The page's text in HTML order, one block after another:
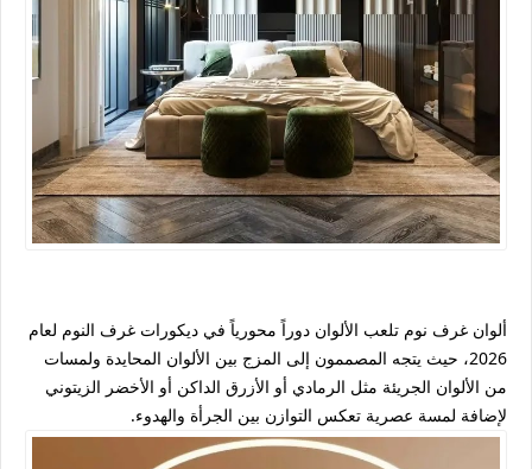
ألوان غرف نوم تلعب الألوان دوراً محورياً في ديكورات غرف النوم لعام
2026، حيث يتجه المصممون إلى المزج بين الألوان المحايدة ولمسات
من الألوان الجريئة مثل الرمادي أو الأزرق الداكن أو الأخضر الزيتوني
لإضافة لمسة عصرية تعكس التوازن بين الجرأة والهدوء.